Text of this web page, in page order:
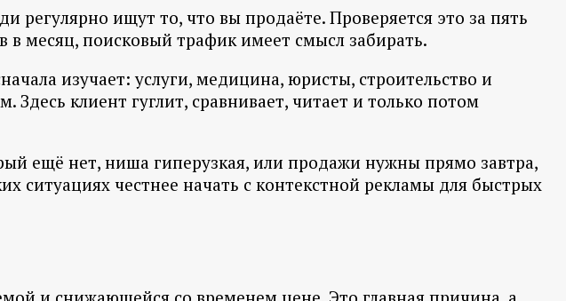
регулярно ищут то, что вы продаёте. Проверяется это за пять
месяц, поисковый трафик имеет смысл забирать.
изучает: услуги, медицина, юристы, строительство и
клиент гуглит, сравнивает, читает и только потом
ещё нет, ниша гиперузкая, или продажи нужны прямо завтра,
ситуациях честнее начать с контекстной рекламы для быстрых